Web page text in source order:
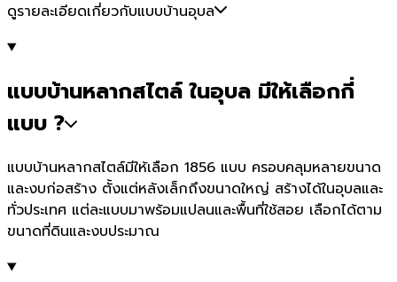
ดูรายละเอียดเกี่ยวกับแบบบ้านอุบล
แบบบ้านหลากสไตล์ ในอุบล มีให้เลือกกี่
แบบ ?
แบบบ้านหลากสไตล์มีให้เลือก 1856 แบบ ครอบคลุมหลายขนาด
และงบก่อสร้าง ตั้งแต่หลังเล็กถึงขนาดใหญ่ สร้างได้ในอุบลและ
ทั่วประเทศ แต่ละแบบมาพร้อมแปลนและพื้นที่ใช้สอย เลือกได้ตาม
ขนาดที่ดินและงบประมาณ